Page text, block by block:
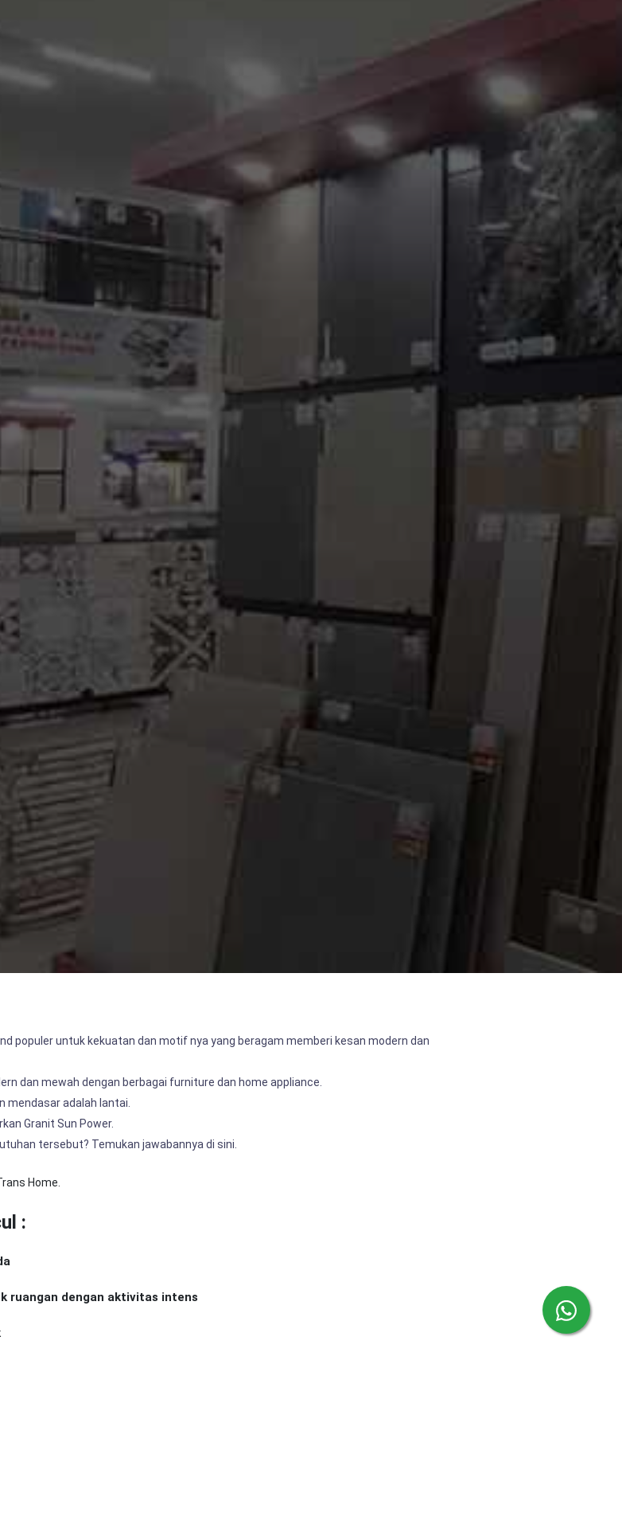
populer untuk kekuatan dan motif nya yang beragam memberi kesan modern dan
dan mewah dengan berbagai furniture dan home appliance.
mendasar adalah lantai.
Granit Sun Power.
tersebut? Temukan jawabannya di sini.
Home.
:
ruangan dengan aktivitas intens